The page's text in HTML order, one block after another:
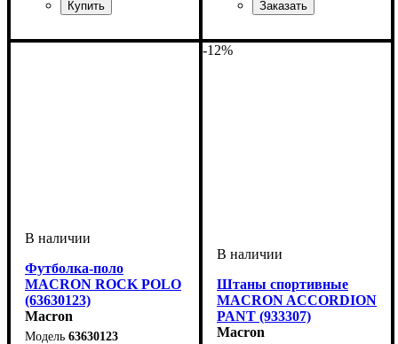
Мужской
Мужской
Футболка-поло
MACRON ROCK POLO
(63630123)
Macron
63630123
-12%
Штаны спортивные
MACRON ACCORDION
PANT (933307)
Macron